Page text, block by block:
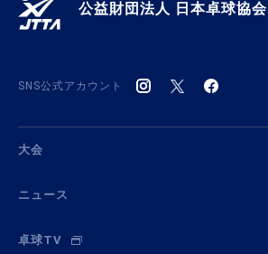
公益財団法人 日本卓球協会
SNS公式アカウント
大会
ニュース
卓球TV